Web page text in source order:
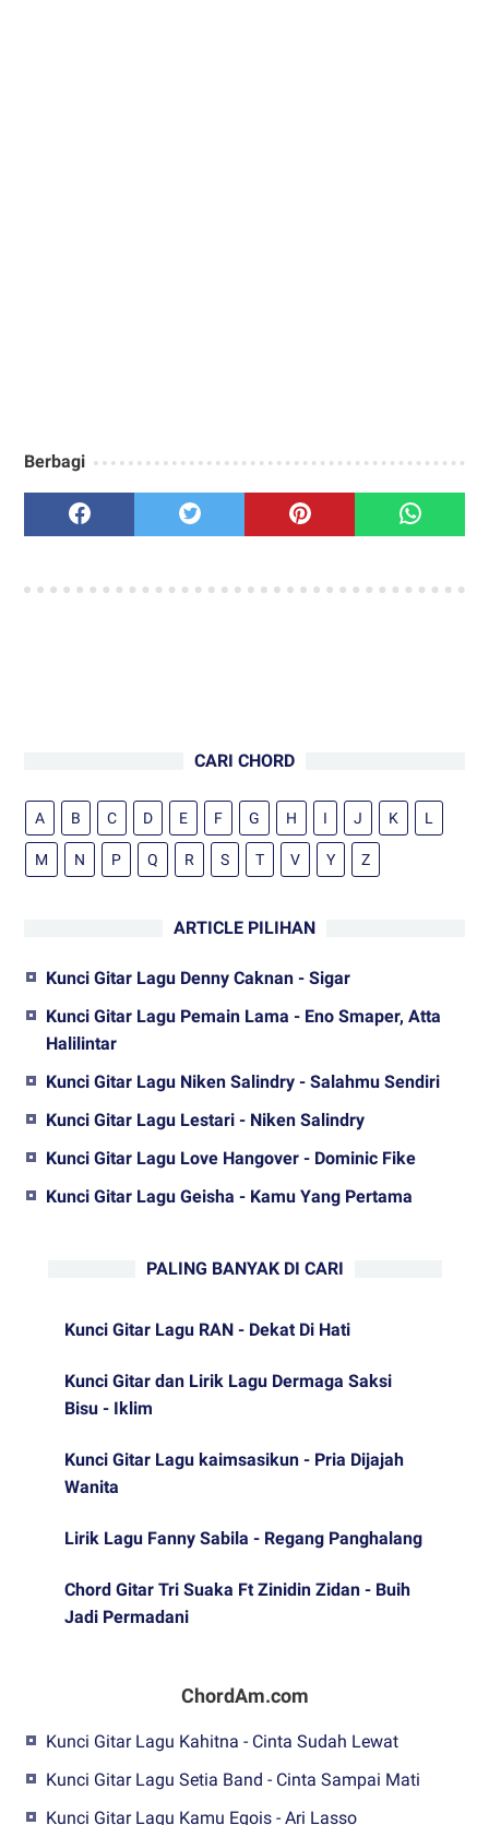
Berbagi
CARI CHORD
A B C D E F G H I J K L
M N P Q R S T V Y Z
ARTICLE PILIHAN
Kunci Gitar Lagu Denny Caknan - Sigar
Kunci Gitar Lagu Pemain Lama - Eno Smaper, Atta
Halilintar
Kunci Gitar Lagu Niken Salindry - Salahmu Sendiri
Kunci Gitar Lagu Lestari - Niken Salindry
Kunci Gitar Lagu Love Hangover - Dominic Fike
Kunci Gitar Lagu Geisha - Kamu Yang Pertama
PALING BANYAK DI CARI
Kunci Gitar Lagu RAN - Dekat Di Hati
Kunci Gitar dan Lirik Lagu Dermaga Saksi
Bisu - Iklim
Kunci Gitar Lagu kaimsasikun - Pria Dijajah
Wanita
Lirik Lagu Fanny Sabila - Regang Panghalang
Chord Gitar Tri Suaka Ft Zinidin Zidan - Buih
Jadi Permadani
ChordAm.com
Kunci Gitar Lagu Kahitna - Cinta Sudah Lewat
Kunci Gitar Lagu Setia Band - Cinta Sampai Mati
Kunci Gitar Lagu Kamu Egois - Ari Lasso